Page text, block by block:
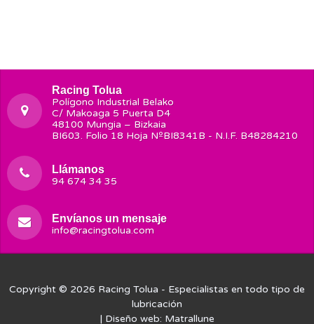
Racing Tolua
Polígono Industrial Belako
C/ Makoaga 5 Puerta D4
48100 Mungia – Bizkaia
BI603. Folio 18 Hoja NºBI8341B - N.I.F. B48284210
Llámanos
94 674 34 35
Envíanos un mensaje
info@racingtolua.com
Copyright © 2026 Racing Tolua - Especialistas en todo tipo de
lubricación
| Diseño web: Matrallune